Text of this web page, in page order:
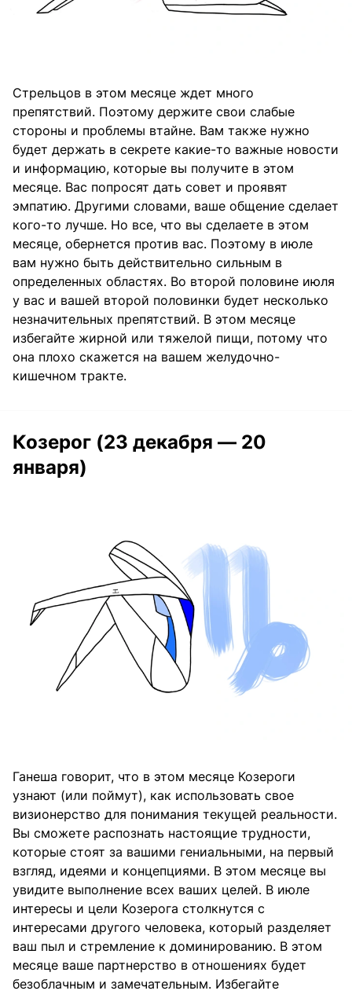
Стрельцов в этом месяце ждет много
препятствий. Поэтому держите свои слабые
стороны и проблемы втайне. Вам также нужно
будет держать в секрете какие-то важные новости
и информацию, которые вы получите в этом
месяце. Вас попросят дать совет и проявят
эмпатию. Другими словами, ваше общение сделает
кого-то лучше. Но все, что вы сделаете в этом
месяце, обернется против вас. Поэтому в июле
вам нужно быть действительно сильным в
определенных областях. Во второй половине июля
у вас и вашей второй половинки будет несколько
незначительных препятствий. В этом месяце
избегайте жирной или тяжелой пищи, потому что
она плохо скажется на вашем желудочно-
кишечном тракте.
Козерог (23 декабря — 20
января)
Ганеша говорит, что в этом месяце Козероги
узнают (или поймут), как использовать свое
визионерство для понимания текущей реальности.
Вы сможете распознать настоящие трудности,
которые стоят за вашими гениальными, на первый
взгляд, идеями и концепциями. В этом месяце вы
увидите выполнение всех ваших целей. В июле
интересы и цели Козерога столкнутся с
интересами другого человека, который разделяет
ваш пыл и стремление к доминированию. В этом
месяце ваше партнерство в отношениях будет
безоблачным и замечательным. Избегайте